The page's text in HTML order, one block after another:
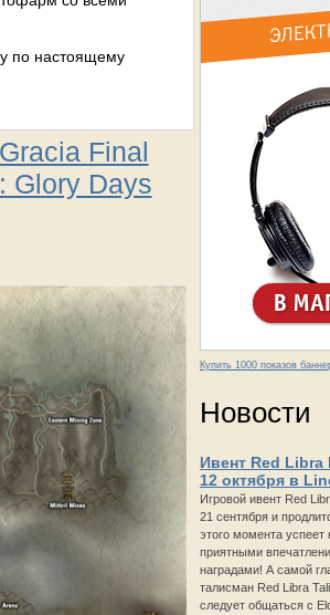
Купить 1000 показов
Новости
Ивент Red Libra
12 октября в
Игровой ивент Red
21 сентября и
этого момента успеет
приятными
наградами! А самой
талисман Red Libra
следует общаться с
по настоящему
Gracia Final
Glory Days